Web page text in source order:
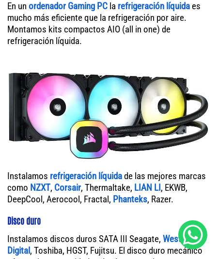
En un ordenador Gaming PC la refrigeración líquida es
mucho más eficiente que la refrigeración por aire.
Montamos kits compactos AIO (all in one) de
refrigeración líquida.
Instalamos refrigeración líquidade las mejores marcas
como NZXT, Corsair, Thermaltake, LIAN LI, EKWB,
DeepCool, Aerocool, Fractal, Phanteks, Razer.
Disco duro
Instalamos discos duros SATA III Seagate, Western
Digital, Toshiba, HGST, Fujitsu. El disco duro mecánico